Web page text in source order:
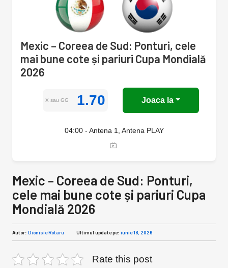
Mexic – Coreea de Sud: Ponturi, cele
mai bune cote și pariuri Cupa Mondială
2026
X sau GG 1.70 Joaca la
04:00 - Antena 1, Antena PLAY
Mexic – Coreea de Sud: Ponturi,
cele mai bune cote și pariuri Cupa
Mondială 2026
Autor: Dionisie Rotaru Ultimul update pe: iunie 18, 2026
Rate this post